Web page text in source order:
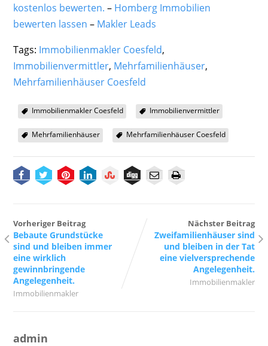
kostenlos bewerten. – Homberg Immobilien
bewerten lassen – Makler Leads
Tags: Immobilienmakler Coesfeld,
Immobilienvermittler, Mehrfamilienhäuser,
Mehrfamilienhäuser Coesfeld
Immobilienmakler Coesfeld Immobilienvermittler
Mehrfamilienhäuser Mehrfamilienhäuser Coesfeld
Vorheriger Beitrag
Bebaute Grundstücke
sind und bleiben immer
eine wirklich
gewinnbringende
Angelegenheit.
Immobilienmakler
Nächster Beitrag
Zweifamilienhäuser sind
und bleiben in der Tat
eine vielversprechende
Angelegenheit.
Immobilienmakler
admin